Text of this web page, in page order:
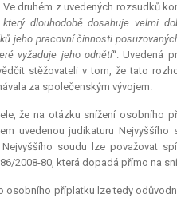
druhém z uvedených rozsudků
který dlouhodobě dosahuje velmi
jeho pracovní činnosti
vyžaduje jeho odnětí“. Uvedená
stěžovateli v tom, že tato
za společenským vývojem.
že na otázku snížení
uvedenou judikaturu
Nejvyššího soudu lze považovat
2008-80, která dopadá přímo na
osobního příplatku lze tedy